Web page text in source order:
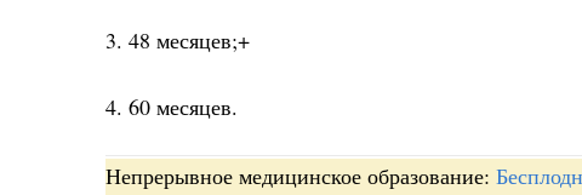
3. 48 месяцев;+
4. 60 месяцев.
Непрерывное медицинское образование: